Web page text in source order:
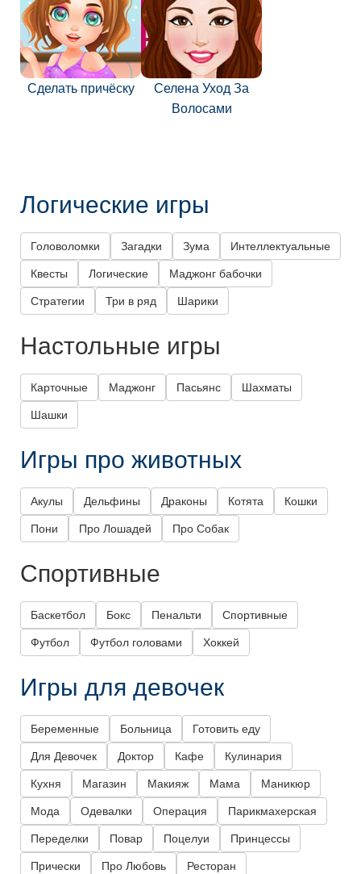
Сделать причёску
Селена Уход За
Волосами
Логические игры
Головоломки Загадки Зума Интеллектуальные
Квесты Логические Маджонг бабочки
Стратегии Три в ряд Шарики
Настольные игры
Карточные Маджонг Пасьянс Шахматы
Шашки
Игры про животных
Акулы Дельфины Драконы Котята Кошки
Пони Про Лошадей Про Собак
Спортивные
Баскетбол Бокс Пенальти Спортивные
Футбол Футбол головами Хоккей
Игры для девочек
Беременные Больница Готовить еду
Для Девочек Доктор Кафе Кулинария
Кухня Магазин Макияж Мама Маникюр
Мода Одевалки Операция Парикмахерская
Переделки Повар Поцелуи Принцессы
Прически Про Любовь Ресторан